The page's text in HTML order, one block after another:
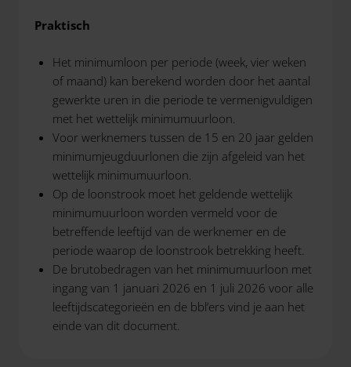
Praktisch
Het minimumloon per periode (week, vier weken
of maand) kan berekend worden door het aantal
gewerkte uren in die periode te vermenigvuldigen
met het wettelijk minimumuurloon.
Voor werknemers tussen de 15 en 20 jaar gelden
minimumjeugduurlonen die zijn afgeleid van het
wettelijk minimumuurloon.
Op de loonstrook moet het geldende wettelijk
minimumuurloon worden vermeld voor de
betreffende leeftijd van de werknemer en de
periode waarop de loonstrook betrekking heeft.
De brutobedragen van het minimumuurloon met
ingang van 1 januari 2026 en 1 juli 2026 voor alle
leeftijdscategorieën en de bbl’ers vind je aan het
einde van dit document.